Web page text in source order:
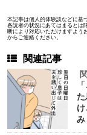
本記事は個人的体験談などに基
各読者の状況にあてはまるとは
断により対応いただけますよう
からご連絡ください。
関連記事
み